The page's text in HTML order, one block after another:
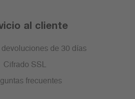
al cliente
devoluciones de 30 días
Cifrado SSL
frecuentes